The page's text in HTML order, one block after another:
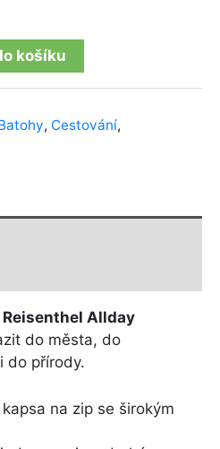
košíku
, Cestování,
Reisenthel Allday
do města, do
do přírody.
na zip se širokým